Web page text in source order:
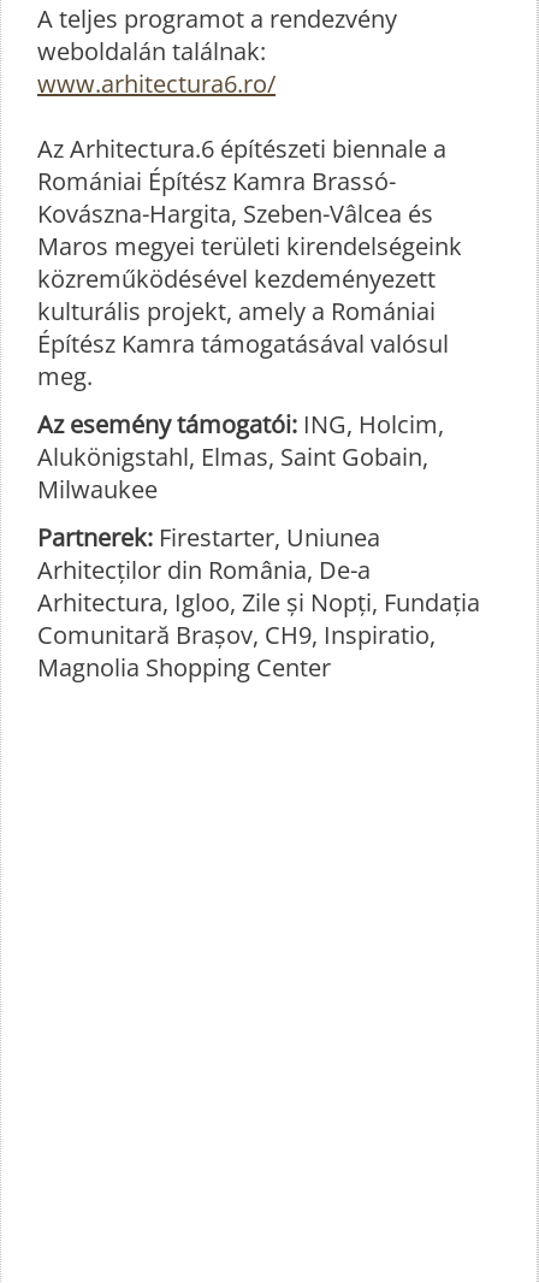
A teljes programot a rendezvény
weboldalán találnak:
www.arhitectura6.ro/
Az Arhitectura.6 építészeti biennale a
Romániai Építész Kamra Brassó-
Kovászna-Hargita, Szeben-Vâlcea és
Maros megyei területi kirendelségeink
közreműködésével kezdeményezett
kulturális projekt, amely a Romániai
Építész Kamra támogatásával valósul
meg.
Az esemény támogatói: ING, Holcim,
Alukönigstahl, Elmas, Saint Gobain,
Milwaukee
Partnerek: Firestarter, Uniunea
Arhitecților din România, De-a
Arhitectura, Igloo, Zile și Nopți, Fundația
Comunitară Brașov, CH9, Inspiratio,
Magnolia Shopping Center